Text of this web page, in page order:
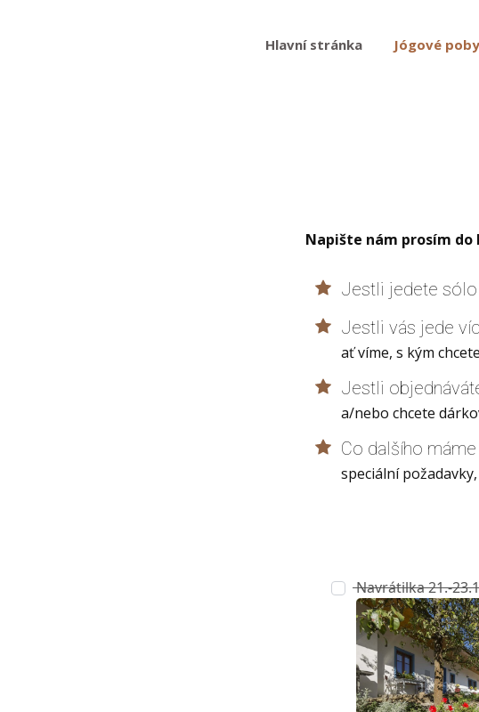
Hlavní stránka Jógové
Napište nám prosím do
Jestli jedete sólo
Jestli vás jede víc
ať víme, s kým
Jestli
a/nebo chcete
Co dalšího
speciální
Navrátilka 21.-